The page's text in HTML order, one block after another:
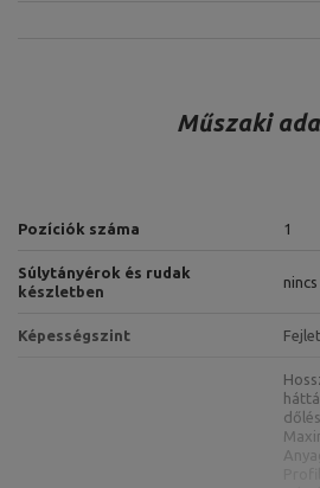
Műszaki
Pozíciók száma 1
Súlytányérok és rudak
készletben
nincs
Képességszint